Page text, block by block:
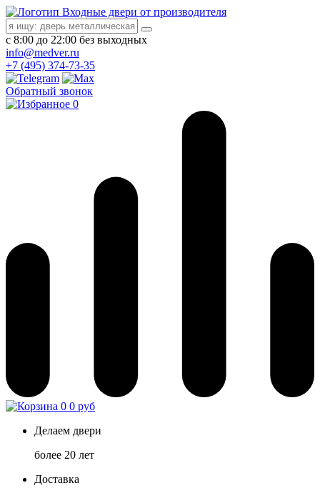
Входные двери от производителя
с 8:00 до 22:00 без выходных
info@medver.ru
+7 (495) 374-73-35
Обратный звонок
0
0 0 руб
Делаем двери
более 20 лет
Доставка